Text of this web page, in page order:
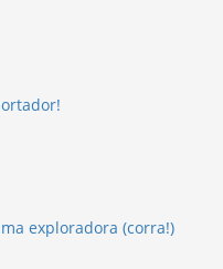
exploradora (corra!)